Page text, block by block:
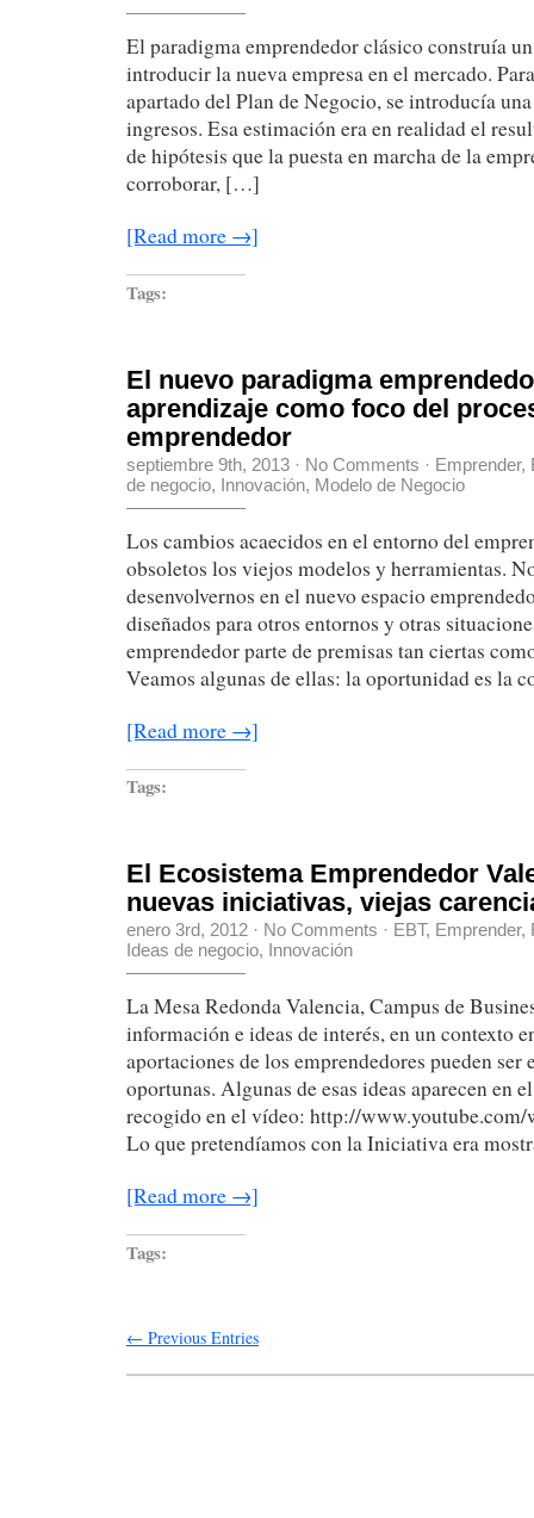
El paradigma emprendedor clásico construía
introducir la nueva empresa en el mercado.
apartado del Plan de Negocio, se introducía
ingresos. Esa estimación era en realidad el
de hipótesis que la puesta en marcha de la
corroborar, […]
[Read more →]
Tags:
El nuevo paradigma
aprendizaje como foco del
emprendedor
septiembre 9th, 2013 · No Comments · Emprender,
de negocio, Innovación, Modelo de Negocio
Los cambios acaecidos en el entorno del
obsoletos los viejos modelos y herramientas.
desenvolvernos en el nuevo espacio
diseñados para otros entornos y otras
emprendedor parte de premisas tan ciertas
Veamos algunas de ellas: la oportunidad es la
[Read more →]
Tags:
El Ecosistema Emprendedor
nuevas iniciativas, viejas
enero 3rd, 2012 · No Comments · EBT, Emprender,
Ideas de negocio, Innovación
La Mesa Redonda Valencia, Campus de
información e ideas de interés, en un contexto
aportaciones de los emprendedores pueden ser
oportunas. Algunas de esas ideas aparecen en
recogido en el vídeo: http://
Lo que pretendíamos con la Iniciativa era
[Read more →]
Tags:
← Previous Entries